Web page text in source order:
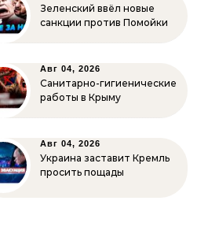
Зеленский ввёл новые
санкции против Помойки
Авг 04, 2026
Санитарно-гигиенические
работы в Крыму
Авг 04, 2026
Украина заставит Кремль
просить пощады